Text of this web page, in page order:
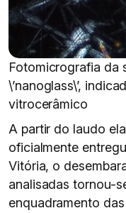
Fotomicrografia da
\’nanoglass\’,
vitrocerâmico
A partir do laudo
oficialmente
Vitória, o
analisadas tornou-
enquadramento